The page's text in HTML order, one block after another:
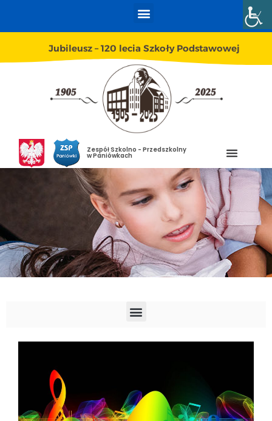
Jubileusz – 120 lecia Szkoły Podstawowej
Zespół Szkolno - Przedszkolny
w Paniówkach